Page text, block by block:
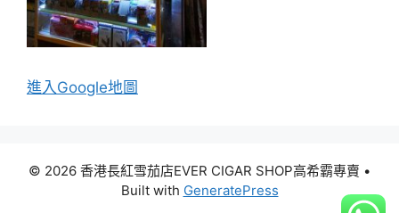
進入Google地圖
© 2026 香港長紅雪茄店EVER CIGAR SHOP高希霸專賣 •
Built with GeneratePress